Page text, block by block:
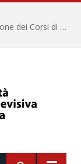
Università per Stranieri di Siena – Inaugurazione dei Corsi di Lingua e Cultura Italiana, 109a annata